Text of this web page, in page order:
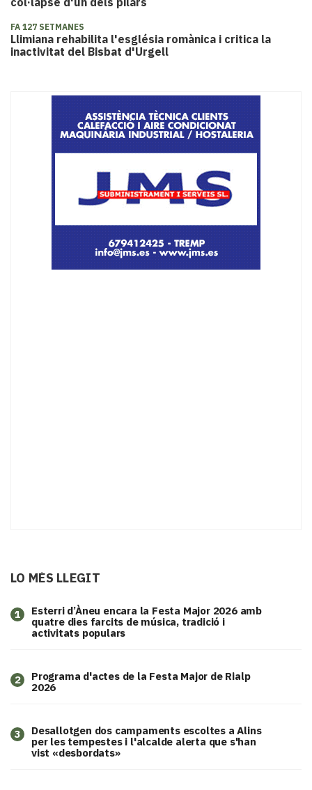
FA 127 SETMANES
Llimiana rehabilita l'església romànica i critica la
inactivitat del Bisbat d'Urgell
LO MÉS LLEGIT
1
Esterri d’Àneu encara la Festa Major 2026 amb
quatre dies farcits de música, tradició i
activitats populars
2
Programa d'actes de la Festa Major de Rialp
2026
3
​Desallotgen dos campaments escoltes a Alins
per les tempestes i l'alcalde alerta que s'han
vist «desbordats»